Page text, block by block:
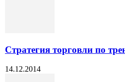
Стратегия торговли по
14.12.2014